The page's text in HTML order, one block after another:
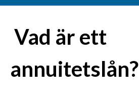
Vad är ett
annuitetslån?